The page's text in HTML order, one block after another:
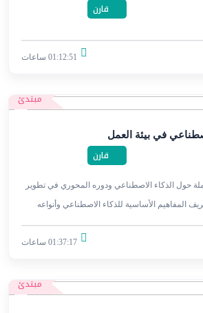
قارن
01:12:51 ساعات
مبتدئ
في بيئة العمل
قارن
حول الذكاء الاصطناعي ودوره المحوري في تطوير
المفاهيم الأساسية للذكاء الاصطناعي وأنواعه
01:37:17 ساعات
مبتدئ